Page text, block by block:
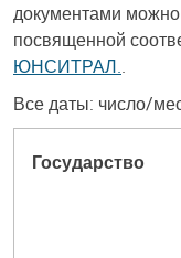
документами можно
посвященной
ЮНСИТРАЛ..
Все даты: число/
Государство